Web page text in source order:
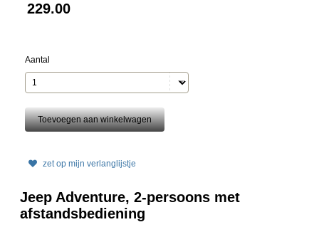
229.00
Aantal
zet op mijn verlanglijstje
Jeep Adventure, 2-persoons met
afstandsbediening